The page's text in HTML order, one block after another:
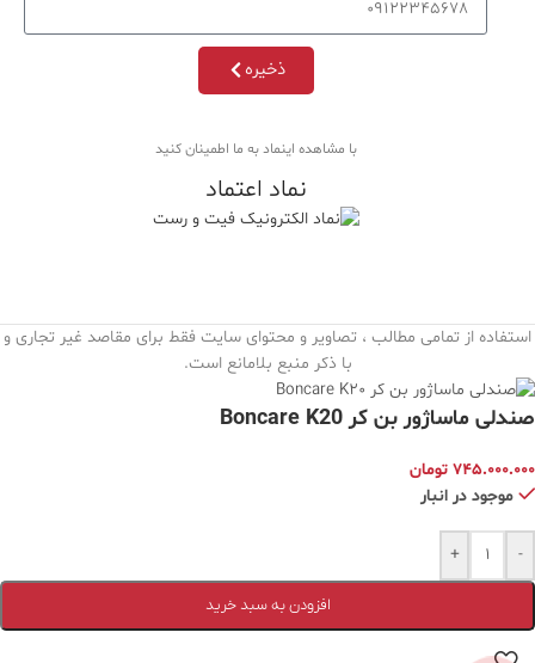
ذخیره
با مشاهده اینماد به ما اطمینان کنید
نماد اعتماد
استفاده از تمامی مطالب ، تصاویر و محتوای سايت فقط برای مقاصد غیر تجاری و
با ذکر منبع بلامانع است.
صندلی ماساژور بن کر Boncare K20
۷۴۵.۰۰۰.۰۰۰ تومان
موجود در انبار
-
+
افزودن به سبد خرید